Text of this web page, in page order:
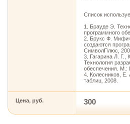
Список
1. Брауде Э.
программного
2. Брукс Ф.
создаются
СимволПлюс,
3. Гагарина Л. Г.,
Технология
обеспечения.
4. Колесников,
таблиц, 2008.
Цена, руб. 300